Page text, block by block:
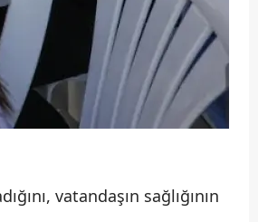
vatandaşın sağlığının